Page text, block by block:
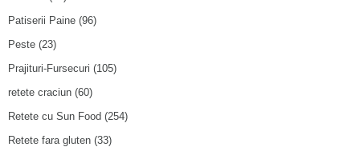
Patiserii Paine (96)
Peste (23)
Prajituri-Fursecuri (105)
retete craciun (60)
Retete cu Sun Food (254)
Retete fara gluten (33)